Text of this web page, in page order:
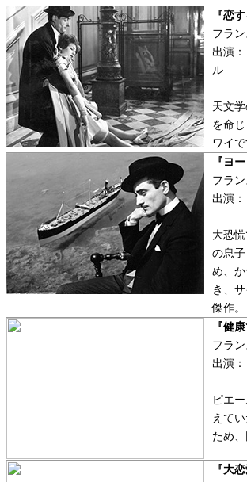
『恋
フラ
出演
ル
天文
を命
ワイ
『ヨ
フラ
出演
大恐
の息
め、
き、
傑作。
『健
フラ
出演
ピエ
えて
ため、
『大恋